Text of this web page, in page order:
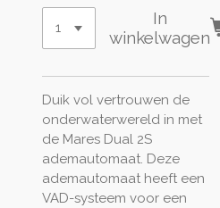
In
winkelwagen
Duik vol vertrouwen de
onderwaterwereld in met
de Mares Dual 2S
ademautomaat. Deze
ademautomaat heeft een
VAD-systeem voor een